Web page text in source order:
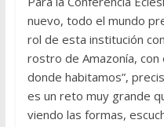
nuevo, todo el mundo
rol de esta institución
rostro de Amazonía,
donde habitamos”,
es un reto muy grande
viendo las formas,